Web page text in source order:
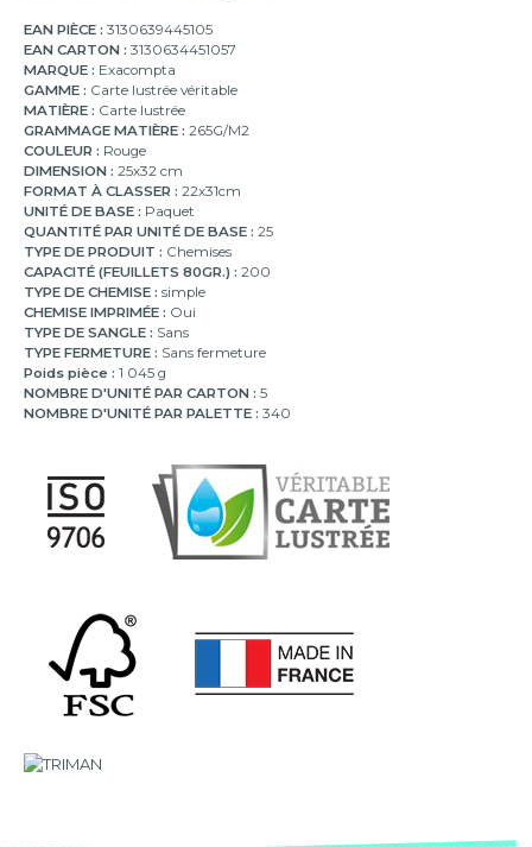
EAN PIÈCE : 3130639445105
EAN CARTON : 3130634451057
MARQUE : Exacompta
GAMME : Carte lustrée véritable
MATIÈRE : Carte lustrée
GRAMMAGE MATIÈRE : 265G/M2
COULEUR : Rouge
DIMENSION : 25x32 cm
FORMAT À CLASSER : 22x31cm
UNITÉ DE BASE : Paquet
QUANTITÉ PAR UNITÉ DE BASE : 25
TYPE DE PRODUIT : Chemises
CAPACITÉ (FEUILLETS 80GR.) : 200
TYPE DE CHEMISE : simple
CHEMISE IMPRIMÉE : Oui
TYPE DE SANGLE : Sans
TYPE FERMETURE : Sans fermeture
Poids pièce : 1 045 g
NOMBRE D'UNITÉ PAR CARTON : 5
NOMBRE D'UNITÉ PAR PALETTE : 340